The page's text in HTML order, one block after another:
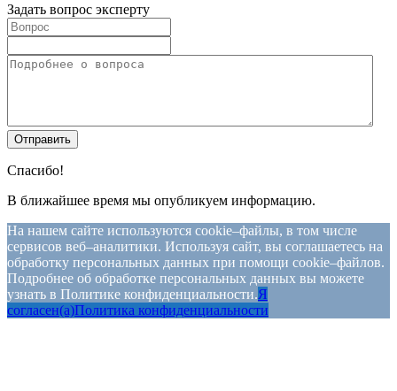
Задать вопрос эксперту
Спасибо!
В ближайшее время мы опубликуем информацию.
На нашем сайте используются cookie–файлы, в том числе
сервисов веб–аналитики. Используя сайт, вы соглашаетесь на
обработку персональных данных при помощи cookie–файлов.
Подробнее об обработке персональных данных вы можете
узнать в Политике конфиденциальности.Я
согласен(а)Политика конфиденциальности